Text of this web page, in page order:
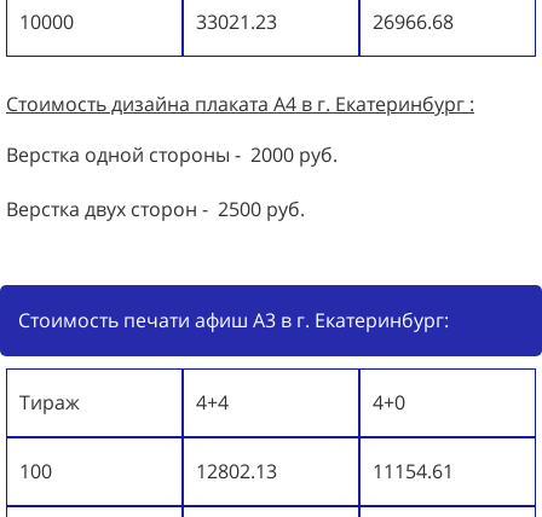
10000 33021.23 26966.68
Стоимость дизайна плаката А4 в г. Екатеринбург :
Верстка одной стороны - 2000 руб.
Верстка двух сторон - 2500 руб.
Стоимость печати афиш А3 в г. Екатеринбург:
Тираж 4+4 4+0
100 12802.13 11154.61